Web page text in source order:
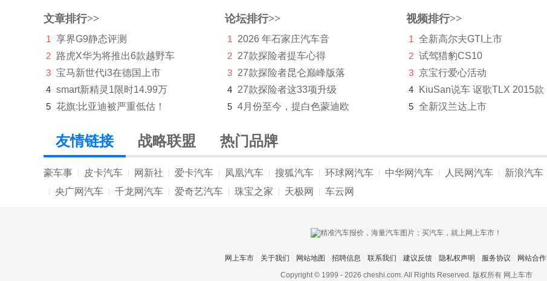
魏牌
沃尔沃
五菱
五十铃
X
现代
小鹏汽车
文章排行>>
1
享界G9静态评测
2 路虎X华为将推出6款越野车
3 宝马新世代i3在德国上市
4 smart新精灵1限时14.99万
5 花旗:比亚迪被严重低估！
论坛排行>>
1
2026 年石家庄汽车音
2 27款探险者提车心得
3 27款探险者昆仑巅峰版落
4 27款探险者这33项升级
5 4月份至今，提白色蒙迪欧
视频排行>>
1
全新高尔夫GTI上市
2 试驾猎豹CS10
3 京宝行爱心活动
4
KiuSan说车 讴歌TLX 2015款
5 全新汉兰达上市
友情链接 战略联盟 热门品牌
豪车事 皮卡汽车 网新社 爱卡汽车 凤凰汽车 搜狐汽车 环球网汽车 中华网汽车 人民网汽车 新浪汽车
央广网汽车 千龙网汽车 爱奇艺汽车 珠宝之家 天极网 车云网
网上车市 关于我们 网站地图 招聘信息 联系我们 建议反馈 隐私权声明 服务协议 网站合作
Copyright © 1999 - 2026 cheshi.com. All Rights Reserved. 版权所有 网上车市